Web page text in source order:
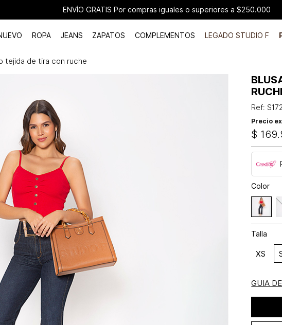
ENVÍO GRATIS Por compras iguales o superiores a $250.000
ROPA JEANS ZAPATOS COMPLEMENTOS LEGADO STUDIO F
tejida de tira con ruche
Ref:
Precio
$ 169.
Color
Talla
XS
GUIA